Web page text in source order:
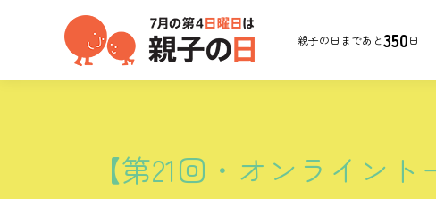
親子の日まであと350日
【第21回・オンライン